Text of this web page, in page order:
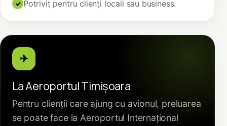
Potrivit pentru clienți locali sau business.
✈
La Aeroportul Timișoara
Pentru clienții care ajung cu avionul, preluarea
se poate face la Aeroportul Internațional